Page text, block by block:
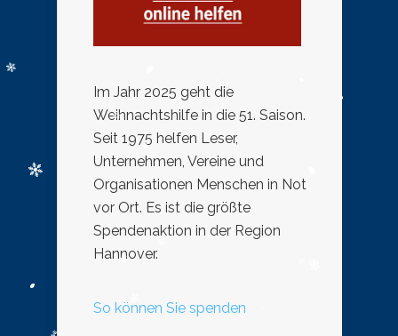
Im Jahr 2025 geht die
Weihnachtshilfe in die 51. Saison.
Seit 1975 helfen Leser,
Unternehmen, Vereine und
Organisationen Menschen in Not
vor Ort. Es ist die größte
Spendenaktion in der Region
Hannover.
So können Sie spenden